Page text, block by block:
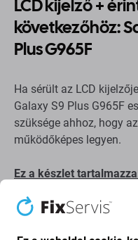
LCD kijelző +
következőhöz:
Plus G965F
Ha sérült az LCD
Galaxy S9 Plus G965F
szüksége ahhoz, hogy
működőképes legyen.
Ez a készlet
LCD kijelző